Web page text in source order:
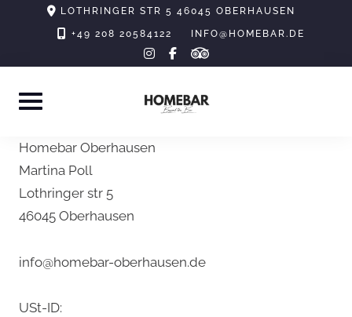
LOTHRINGER STR 5 46045 OBERHAUSEN
+49 208 20584122 INFO@HOMEBAR.DE
instagram
facebook-
f
tripadvisor
Homebar Oberhausen
Martina Poll
Lothringer str 5
46045 Oberhausen
info@homebar-oberhausen.de
USt-ID: